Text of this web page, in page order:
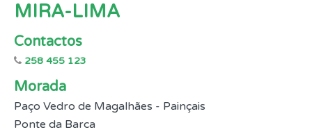
MIRA-LIMA
Contactos
258 455 123
Morada
Paço Vedro de Magalhães - Painçais
Ponte da Barca